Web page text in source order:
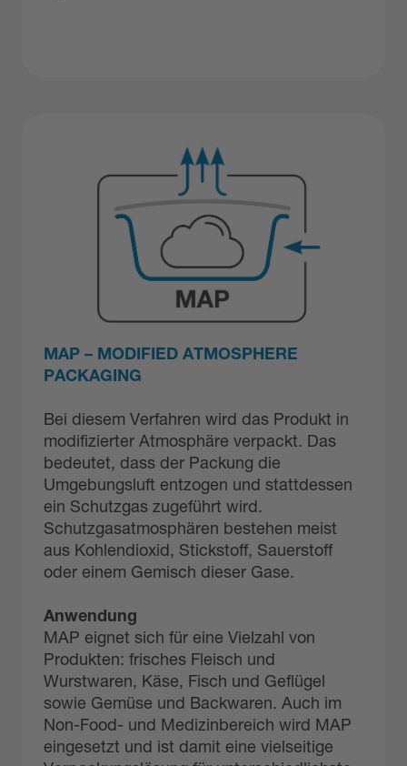
MAP – MODIFIED ATMOSPHERE
PACKAGING
Bei diesem Verfahren wird das Produkt in
modifizierter Atmosphäre verpackt. Das
bedeutet, dass der Packung die
Umgebungsluft entzogen und stattdessen
ein Schutzgas zugeführt wird.
Schutzgasatmosphären bestehen meist
aus Kohlendioxid, Stickstoff, Sauerstoff
oder einem Gemisch dieser Gase.
Anwendung
MAP eignet sich für eine Vielzahl von
Produkten: frisches Fleisch und
Wurstwaren, Käse, Fisch und Geflügel
sowie Gemüse und Backwaren. Auch im
Non-Food- und Medizinbereich wird MAP
eingesetzt und ist damit eine vielseitige